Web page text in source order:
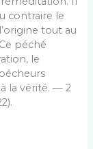
contraire le
tout au
péché
le
la vérité. — 2